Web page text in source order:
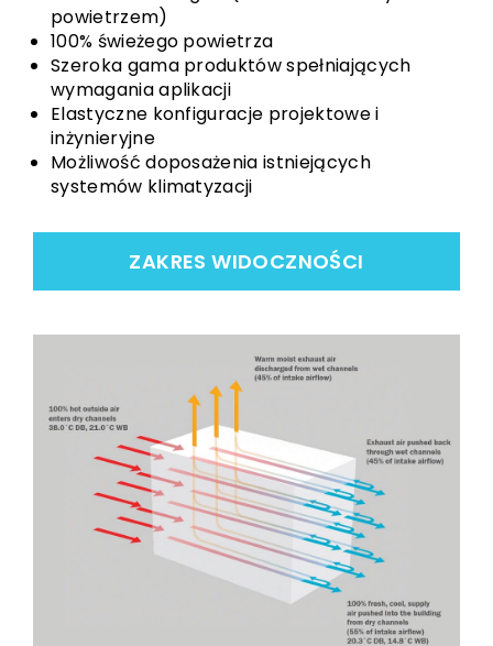
powietrzem)
100% świeżego powietrza
Szeroka gama produktów spełniających
wymagania aplikacji
Elastyczne konfiguracje projektowe i
inżynieryjne
Możliwość doposażenia istniejących
systemów klimatyzacji
ZAKRES WIDOCZNOŚCI